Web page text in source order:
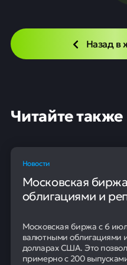
Новости 0 10
Сбербанк изменил
подавать заявки можно
открытия новых
подразделениях
Программа охватывает
Среди них — технологии
анализ данных,
кибербезопасность,